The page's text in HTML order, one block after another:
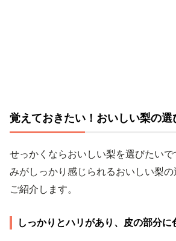
覚えておきたい！おいしい梨の選
せっかくならおいしい梨を選びたい
みがしっかり感じられるおいしい梨
ご紹介します。
しっかりとハリがあり、皮の部分に